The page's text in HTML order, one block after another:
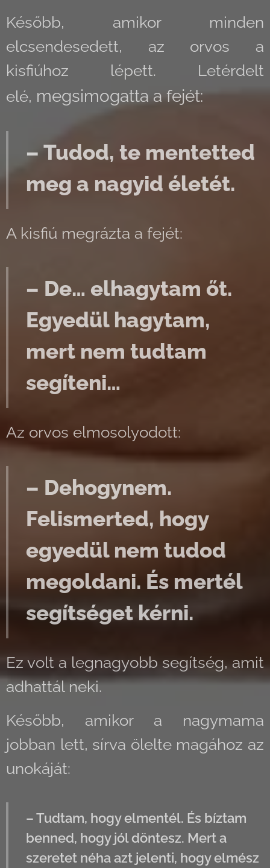
Később, amikor minden
elcsendesedett, az orvos a
kisfiúhoz lépett. Letérdelt
elé, megsimogatta a fejét:
– Tudod, te mentetted
meg a nagyid életét.
A kisfiú megrázta a fejét:
– De… elhagytam őt.
Egyedül hagytam,
mert nem tudtam
segíteni…
Az orvos elmosolyodott:
– Dehogynem.
Felismerted, hogy
egyedül nem tudod
megoldani. És mertél
segítséget kérni.
Ez volt a legnagyobb segítség, amit
adhattál neki.
Később, amikor a nagymama
jobban lett, sírva ölelte magához az
unokáját:
– Tudtam, hogy elmentél. És bíztam
benned, hogy jól döntesz. Mert a
szeretet néha azt jelenti, hogy elmész